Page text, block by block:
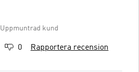
Uppmuntrad kund
0 Rapportera recension